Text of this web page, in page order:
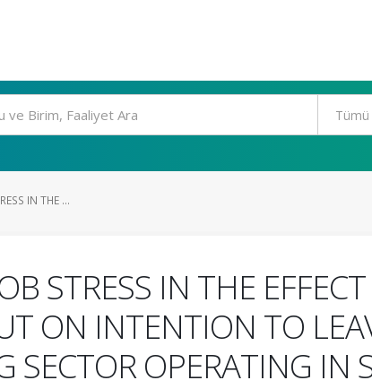
IN THE ...
STRESS IN THE
ON INTENTION TO
SECTOR OPERATING IN